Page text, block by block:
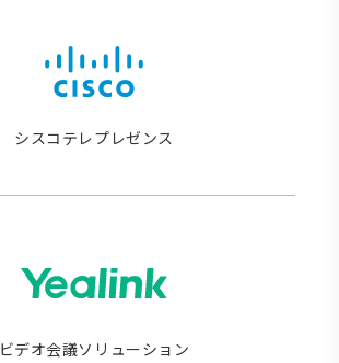
シスコテレプレゼンス
ビデオ会議ソリューション